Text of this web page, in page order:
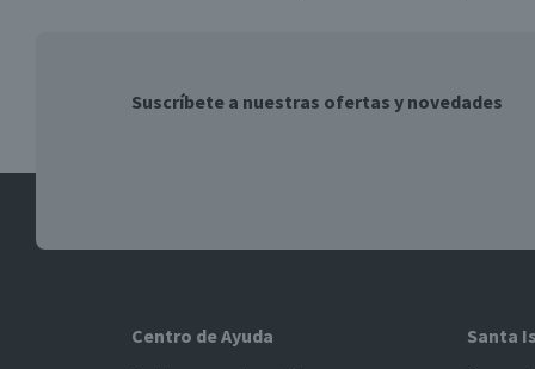
Suscríbete a nuestras ofertas y novedades
Centro de Ayuda Santa